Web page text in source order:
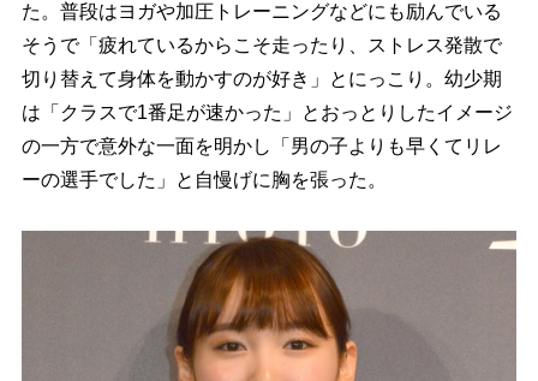
た。普段はヨガや加圧トレーニングなどにも励んでいる
そうで「疲れているからこそ走ったり、ストレス発散で
切り替えて身体を動かすのが好き」とにっこり。幼少期
は「クラスで1番足が速かった」とおっとりしたイメージ
の一方で意外な一面を明かし「男の子よりも早くてリレ
ーの選手でした」と自慢げに胸を張った。